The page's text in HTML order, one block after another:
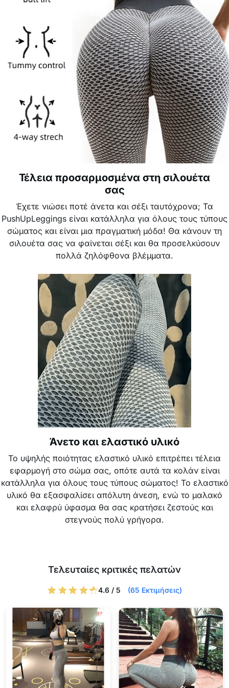
Τέλεια προσαρμοσμένα στη σιλουέτα
σας
Έχετε νιώσει ποτέ άνετα και σέξι ταυτόχρονα; Τα
PushUpLeggings είναι κατάλληλα για όλους τους τύπους
σώματος και είναι μια πραγματική μόδα! Θα κάνουν τη
σιλουέτα σας να φαίνεται σέξι και θα προσελκύσουν
πολλά ζηλόφθονα βλέμματα.
Άνετο και ελαστικό υλικό
Το υψηλής ποιότητας ελαστικό υλικό επιτρέπει τέλεια
εφαρμογή στο σώμα σας, οπότε αυτά τα κολάν είναι
κατάλληλα για όλους τους τύπους σώματος! Το ελαστικό
υλικό θα εξασφαλίσει απόλυτη άνεση, ενώ το μαλακό
και ελαφρύ ύφασμα θα σας κρατήσει ζεστούς και
στεγνούς πολύ γρήγορα.
Τελευταίες κριτικές πελατών
4.6 / 5 (65 Εκτιμήσεις)